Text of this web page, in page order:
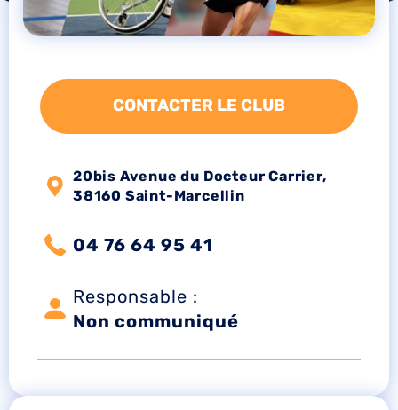
CONTACTER LE CLUB
20bis Avenue du Docteur Carrier,
38160 Saint-Marcellin
04 76 64 95 41
Responsable :
Non communiqué